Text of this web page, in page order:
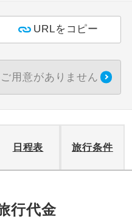
URLをコピー
用意がありません
日程表 旅行条件
行代金